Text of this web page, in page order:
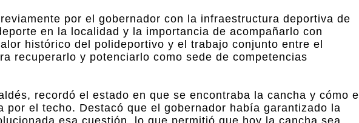
por el gobernador con la infraestructura deportiva de
en la localidad y la importancia de acompañarlo con
histórico del polideportivo y el trabajo conjunto entre el
recuperarlo y potenciarlo como sede de competencias
recordó el estado en que se encontraba la cancha y cómo el
por el techo. Destacó que el gobernador había garantizado la
esa cuestión, lo que permitió que hoy la cancha sea